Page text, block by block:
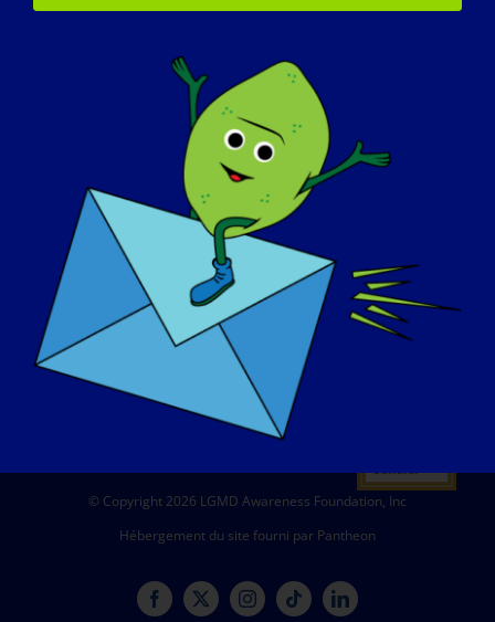
A PROPOS DE NOUS
EVÉNEMENTS
CONTACT
BOUTIQUE
FAIRE UN DON
© Copyright 2026 LGMD Awareness Foundation, Inc
Hébergement du site fourni par Pantheon